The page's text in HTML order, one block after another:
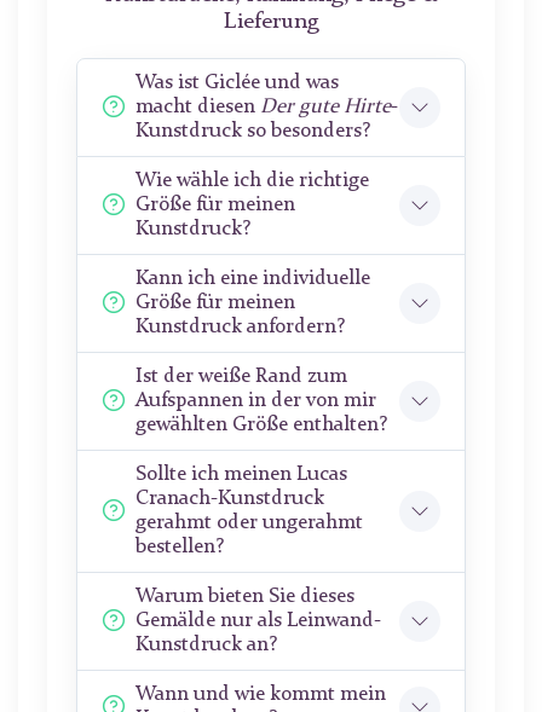
Lieferung
Was ist Giclée und was
macht diesen Der gute Hirte-
Kunstdruck so besonders?
Wie wähle ich die richtige
Größe für meinen
Kunstdruck?
Kann ich eine individuelle
Größe für meinen
Kunstdruck anfordern?
Ist der weiße Rand zum
Aufspannen in der von mir
gewählten Größe enthalten?
Sollte ich meinen Lucas
Cranach-Kunstdruck
gerahmt oder ungerahmt
bestellen?
Warum bieten Sie dieses
Gemälde nur als Leinwand-
Kunstdruck an?
Wann und wie kommt mein